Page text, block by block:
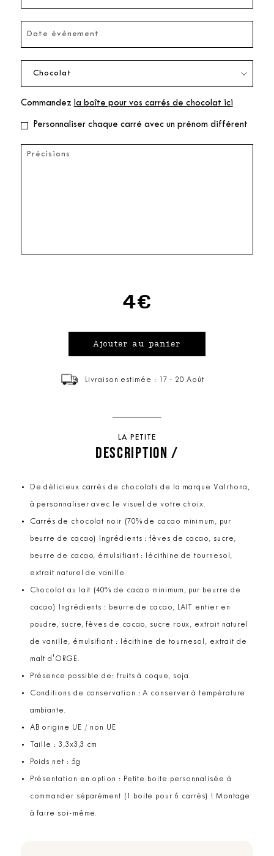
Commandez la boîte pour vos carrés de chocolat ici
Personnaliser chaque carré avec un prénom différent
4€
Livraison estimée : 17 - 20 Août
LA PETITE
DESCRIPTION /
De délicieux carrés de chocolats de la marque Valrhona,
à personnaliser avec le visuel de votre choix.
Carrés de chocolat noir (70% de cacao minimum, pur
beurre de cacao) Ingrédients : fèves de cacao, sucre,
beurre de cacao, émulsifiant : lécithine de tournesol,
extrait naturel de vanille.
Chocolat au lait (40% de cacao minimum, pur beurre de
cacao) Ingrédients : beurre de cacao, LAIT entier en
poudre, sucre, fèves de cacao, sucre roux, extrait naturel
de vanille, émulsifiant : lécithine de tournesol, extrait de
malt d'ORGE.
Présence possible de: fruits à coque, soja.
Conditions de conservation : A conserver à température
ambiante.
AB origine UE / non UE
Taille : 3,3x3,3 cm
Poids net : 5g
Présentation en option : Petite boite personnalisée à
commander séparément (1 boite pour 6 carrés) ! Montage
à faire soi-même.